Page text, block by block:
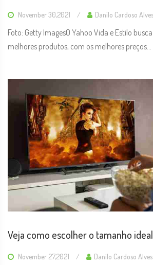
November 30,2021 Danilo Cardoso Alves
Foto: Getty ImagesO Yahoo Vida e Estilo
melhores produtos, com os melhores preços...
Veja como escolher o tamanho
November 27,2021 Danilo Cardoso Alves